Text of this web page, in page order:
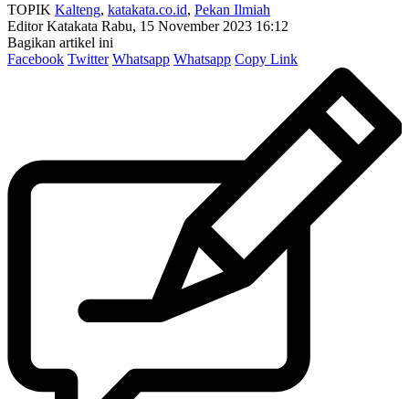
TOPIK Kalteng, katakata.co.id, Pekan Ilmiah
Editor Katakata Rabu, 15 November 2023 16:12
Bagikan artikel ini
Facebook Twitter Whatsapp Whatsapp Copy Link